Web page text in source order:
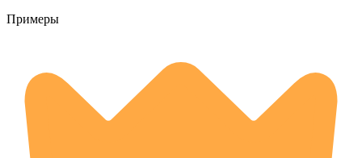
Примеры